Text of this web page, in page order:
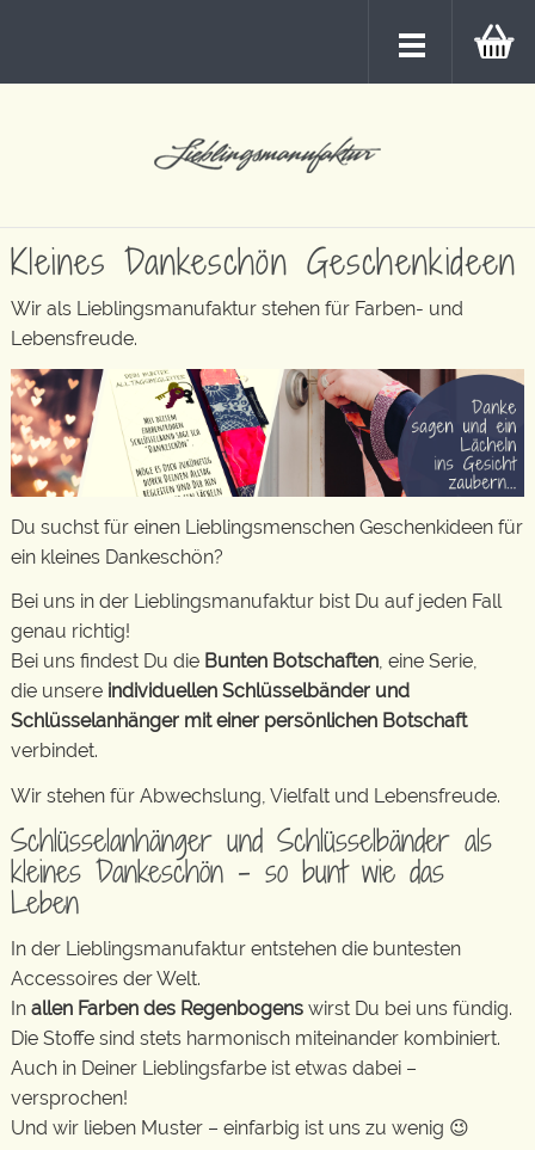
Kleines Dankeschön Geschenkideen
Wir als Lieblingsmanufaktur stehen für Farben- und
Lebensfreude.
Du suchst für einen Lieblingsmenschen Geschenkideen für
ein kleines Dankeschön?
Bei uns in der Lieblingsmanufaktur bist Du auf jeden Fall
genau richtig!
Bei uns findest Du die Bunten Botschaften, eine Serie,
die unsere individuellen Schlüsselbänder und
Schlüsselanhänger mit einer persönlichen Botschaft
verbindet.
Wir stehen für Abwechslung, Vielfalt und Lebensfreude.
Schlüsselanhänger und Schlüsselbänder als
kleines Dankeschön – so bunt wie das
Leben
In der Lieblingsmanufaktur entstehen die buntesten
Accessoires der Welt.
In allen Farben des Regenbogens wirst Du bei uns fündig.
Die Stoffe sind stets harmonisch miteinander kombiniert.
Auch in Deiner Lieblingsfarbe ist etwas dabei –
versprochen!
Und wir lieben Muster – einfarbig ist uns zu wenig 😉